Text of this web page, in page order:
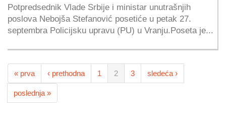
Potpredsednik Vlade Srbije i ministar unutrašnjih
poslova Nebojša Stefanović posetiće u petak 27.
septembra Policijsku upravu (PU) u Vranju.Poseta je...
« prva ‹ prethodna 1 2 3 sledeća ›
poslednja »